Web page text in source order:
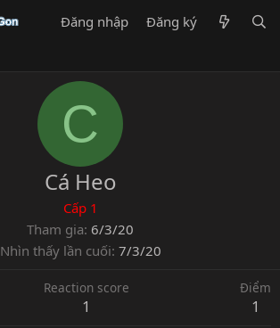
Đăng nhập Đăng ký
C
Cá Heo
Cấp 1
Tham gia 6/3/20
Nhìn thấy lần cuối 7/3/20
Reaction score
1
Điểm
1